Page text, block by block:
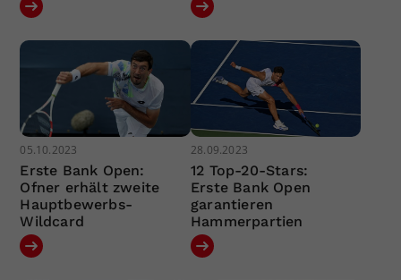
05.10.2023
Erste Bank Open:
Ofner erhält zweite
Hauptbewerbs-
Wildcard
28.09.2023
12 Top-20-Stars:
Erste Bank Open
garantieren
Hammerpartien